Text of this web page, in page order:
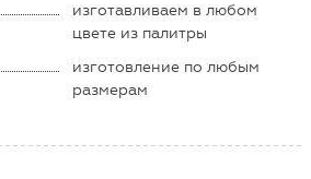
изготавливаем в любом
цвете из палитры
изготовление по любым
размерам